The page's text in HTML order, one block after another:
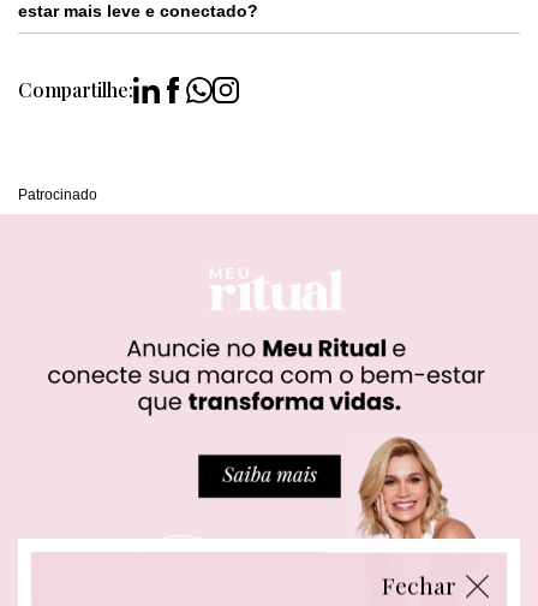
estar mais leve e conectado?
Compartilhe:
Patrocinado
Fechar